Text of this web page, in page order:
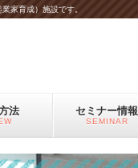
家育成）施設です。
法 セミナー情報
SEMINAR